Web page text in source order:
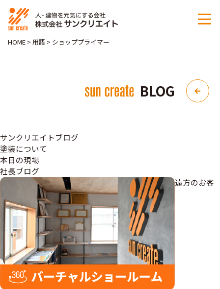
HOME> 用語 > ショッププライマー
BLOG
サンクリエイトブログ
塗装について
本日の現場
社長ブログ
遠方のお客